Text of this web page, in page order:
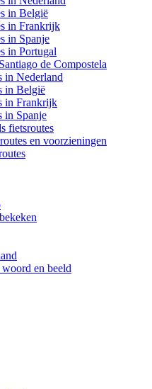
in België
in Frankrijk
in Spanje
in Portugal
de Compostela
in Nederland
in België
in Frankrijk
in Spanje
fietsroutes
en voorzieningen
en beeld